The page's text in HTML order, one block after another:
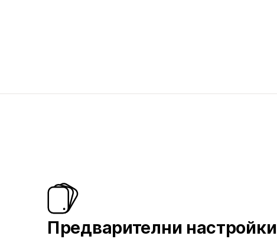
Предварителни настройки